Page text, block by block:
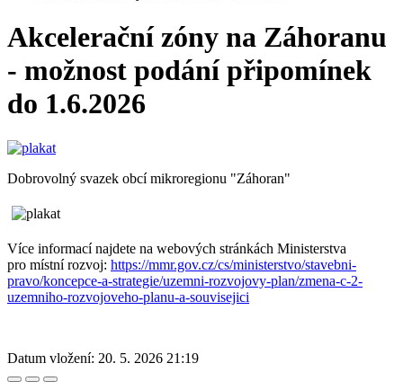
Akcelerační zóny na Záhoranu
- možnost podání připomínek
do 1.6.2026
Dobrovolný svazek obcí mikroregionu "Záhoran"
Více informací najdete na webových stránkách Ministerstva
pro místní rozvoj: https://mmr.gov.cz/cs/ministerstvo/stavebni-
pravo/koncepce-a-strategie/uzemni-rozvojovy-plan/zmena-c-2-
uzemniho-rozvojoveho-planu-a-souvisejici
Datum vložení: 20. 5. 2026 21:19